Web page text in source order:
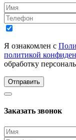
Я ознакомлен с
политикой
обработку
Отправить
Заказать звонок